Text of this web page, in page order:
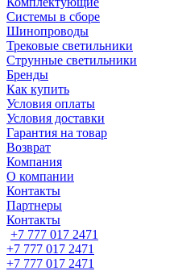
Системы в сборе
Шинопроводы
Трековые светильники
Струнные светильники
Бренды
Как купить
Условия оплаты
Условия доставки
Гарантия на товар
Возврат
Компания
О компании
Контакты
Партнеры
Контакты
+7 777 017 2471
+7 777 017 2471
+7 777 017 2471